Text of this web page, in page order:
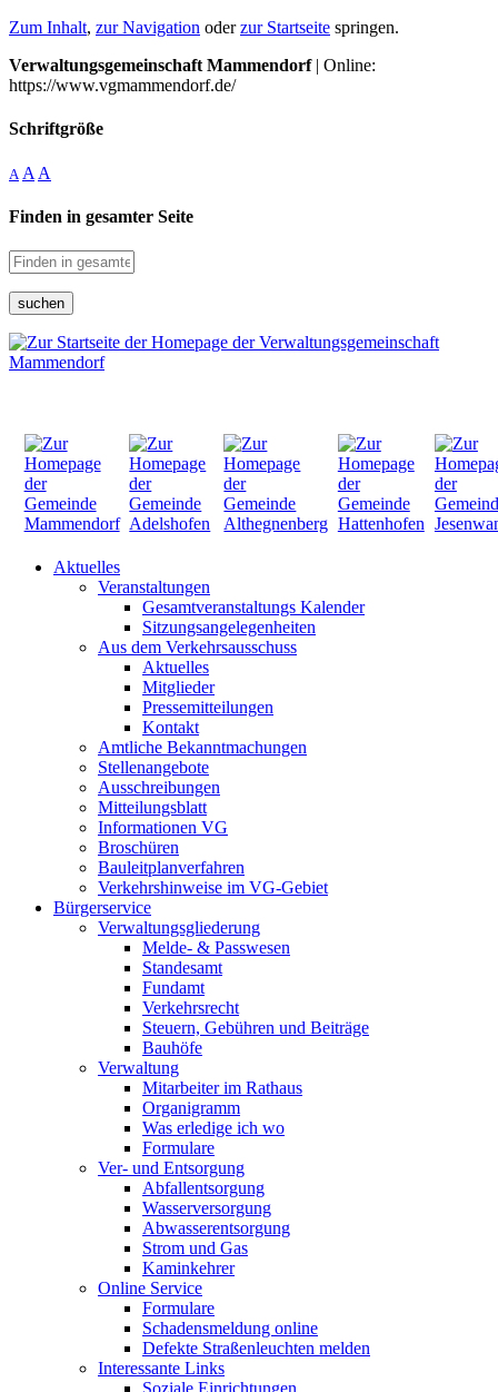
Zum Inhalt, zur Navigation oderzur Startseite springen.
Verwaltungsgemeinschaft Mammendorf| Online:
https://www.vgmammendorf.de/
Schriftgröße
A A A
Finden in gesamter Seite
suchen
Aktuelles
Veranstaltungen
Gesamtveranstaltungs Kalender
Sitzungsangelegenheiten
Aus dem Verkehrsausschuss
Aktuelles
Mitglieder
Pressemitteilungen
Kontakt
Amtliche Bekanntmachungen
Stellenangebote
Ausschreibungen
Mitteilungsblatt
Informationen VG
Broschüren
Bauleitplanverfahren
Verkehrshinweise im VG-Gebiet
Bürgerservice
Verwaltungsgliederung
Melde- & Passwesen
Standesamt
Fundamt
Verkehrsrecht
Steuern, Gebühren und Beiträge
Bauhöfe
Verwaltung
Mitarbeiter im Rathaus
Organigramm
Was erledige ich wo
Formulare
Ver- und Entsorgung
Abfallentsorgung
Wasserversorgung
Abwasserentsorgung
Strom und Gas
Kaminkehrer
Online Service
Formulare
Schadensmeldung online
Defekte Straßenleuchten melden
Interessante Links
Soziale Einrichtungen